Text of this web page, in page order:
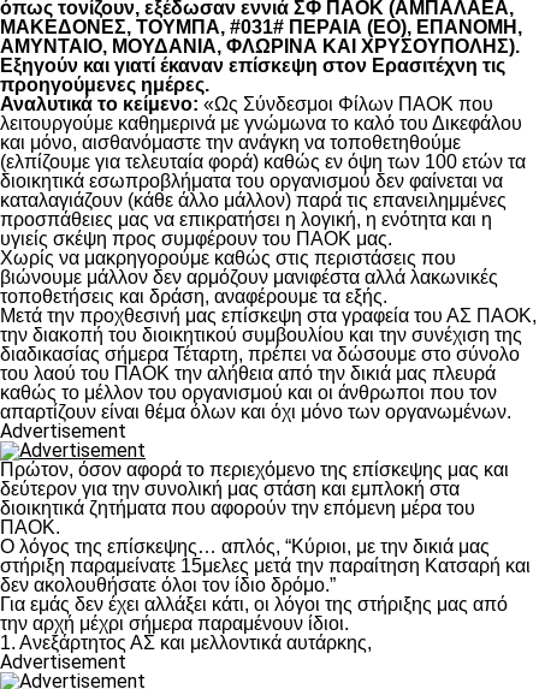
όπως τονίζουν, εξέδωσαν εννιά ΣΦ ΠΑΟΚ (ΑΜΠΑΛΑΕΑ,
ΜΑΚΕΔΟΝΕΣ, ΤΟΥΜΠΑ, #031# ΠΕΡΑΙΑ (ΕΟ), ΕΠΑΝΟΜΗ,
ΑΜΥΝΤΑΙΟ, ΜΟΥΔΑΝΙΑ, ΦΛΩΡΙΝΑ ΚΑΙ ΧΡΥΣΟΥΠΟΛΗΣ).
Εξηγούν και γιατί έκαναν επίσκεψη στον Ερασιτέχνη τις
προηγούμενες ημέρες.
Αναλυτικά το κείμενο: «Ως Σύνδεσμοι Φίλων ΠΑΟΚ που
λειτουργούμε καθημερινά με γνώμωνα το καλό του Δικεφάλου
και μόνο, αισθανόμαστε την ανάγκη να τοποθετηθούμε
(ελπίζουμε για τελευταία φορά) καθώς εν όψη των 100 ετών τα
διοικητικά εσωπροβλήματα του οργανισμού δεν φαίνεται να
καταλαγιάζουν (κάθε άλλο μάλλον) παρά τις επανειλημμένες
προσπάθειες μας να επικρατήσει η λογική, η ενότητα και η
υγιείς σκέψη προς συμφέρουν του ΠΑΟΚ μας.
Χωρίς να μακρηγορούμε καθώς στις περιστάσεις που
βιώνουμε μάλλον δεν αρμόζουν μανιφέστα αλλά λακωνικές
τοποθετήσεις και δράση, αναφέρουμε τα εξής.
Μετά την προχθεσινή μας επίσκεψη στα γραφεία του ΑΣ ΠΑΟΚ,
την διακοπή του διοικητικού συμβουλίου και την συνέχιση της
διαδικασίας σήμερα Τέταρτη, πρέπει να δώσουμε στο σύνολο
του λαού του ΠΑΟΚ την αλήθεια από την δικιά μας πλευρά
καθώς το μέλλον του οργανισμού και οι άνθρωποι που τον
απαρτίζουν είναι θέμα όλων και όχι μόνο των οργανωμένων.
Advertisement
Πρώτον, όσον αφορά το περιεχόμενο της επίσκεψης μας και
δεύτερον για την συνολική μας στάση και εμπλοκή στα
διοικητικά ζητήματα που αφορούν την επόμενη μέρα του
ΠΑΟΚ.
Ο λόγος της επίσκεψης… απλός, “Κύριοι, με την δικιά μας
στήριξη παραμείνατε 15μελες μετά την παραίτηση Κατσαρή και
δεν ακολουθήσατε όλοι τον ίδιο δρόμο.”
Για εμάς δεν έχει αλλάξει κάτι, οι λόγοι της στήριξης μας από
την αρχή μέχρι σήμερα παραμένουν ίδιοι.
1. Ανεξάρτητος ΑΣ και μελλοντικά αυτάρκης,
Advertisement